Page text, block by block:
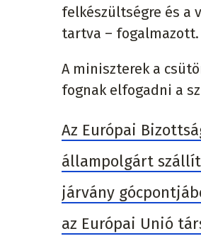
felkészültségre és a
tartva – fogalmazott.
A miniszterek a
fognak elfogadni a
Az Európai
állampolgárt
járvány
az Európai Unió